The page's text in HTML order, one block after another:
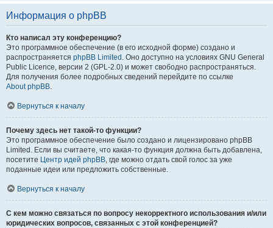
Информация о phpBB
Кто написал эту конференцию?
Это программное обеспечение (в его исходной форме) создано и
распространяется phpBB Limited . Оно доступно на условиях GNU General
Public Licence, версии 2 (GPL-2.0) и может свободно распространяться.
Для получения более подробных сведений перейдите по ссылке
About phpBB.
Вернуться к началу
Почему здесь нет такой-то функции?
Это программное обеспечение было создано и лицензировано phpBB
Limited. Если вы считаете, что какая-то функция должна быть добавлена,
посетите Центр идей phpBB, где можно отдать свой голос за уже
поданные идеи или предложить собственные.
Вернуться к началу
С кем можно связаться по вопросу некорректного использования и/или
юридических вопросов, связанных с этой конференцией?